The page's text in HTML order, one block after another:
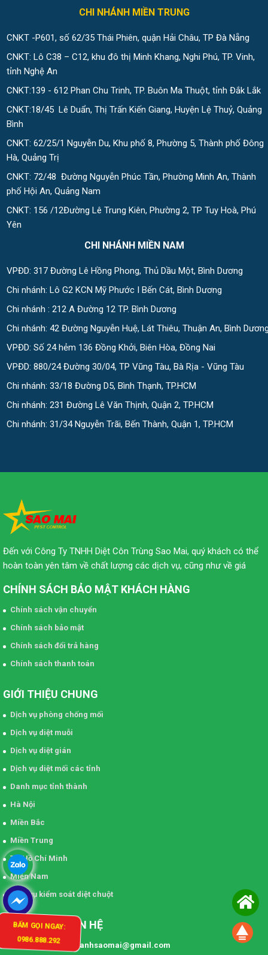
CHI NHÁNH MIỀN TRUNG
CNKT -P601, số 62/35 Thái Phiên, quận Hải Châu, TP Đà Nẵng
CNKT: Lô C38 – C12, khu đô thị Minh Khang, Nghi Phú, TP. Vinh,
tỉnh Nghệ An
CNKT:139 - 612 Phan Chu Trinh, TP. Buôn Ma Thuột, tỉnh Đắk Lắk
CNKT:18/45 Lê Duẩn, Thị Trấn Kiến Giang, Huyện Lệ Thuỷ, Quảng
Bình
CNKT: 62/25/1 Nguyễn Du, Khu phố 8, Phường 5, Thành phố Đông
Hà, Quảng Trị
CNKT: 72/48 Đường Nguyễn Phúc Tần, Phường Minh An, Thành
phố Hội An, Quảng Nam
CNKT: 156 /12Đường Lê Trung Kiên, Phường 2, TP Tuy Hoà, Phú
Yên
CHI NHÁNH MIỀN NAM
VPĐD: 317 Đường Lê Hồng Phong, Thủ Dầu Một, Bình Dương
Chi nhánh: Lô G2 KCN Mỹ Phước I Bến Cát, Bình Dương
Chi nhánh : 212 A Đường 12 TP. Bình Dương
Chi nhánh: 42 Đường Nguyễn Huệ, Lát Thiêu, Thuận An, Bình
VPĐD: Số 24 hẻm 136 Đồng Khởi, Biên Hòa, Đồng Nai
VPĐD: 880/24 Đường 30/04, TP Vũng Tàu, Bà Rịa - Vũng Tàu
Chi nhánh: 33/18 Đường D5, Bình Thạnh, TP.HCM
Chi nhánh: 231 Đường Lê Văn Thịnh, Quận 2, TP.HCM
Chi nhánh: 31/34 Nguyễn Trãi, Bến Thành, Quận 1, TP.HCM
Đến với Công Ty TNHH Diệt Côn Trùng Sao Mai, quý khách có thể
hoàn toàn yên tâm về chất lượng các dịch vụ, cũng như về giá
CHÍNH SÁCH BẢO MẬT KHÁCH HÀNG
Chính sách vận chuyển
Chính sách bảo mật
Chính sách đổi trả hàng
Chính sách thanh toán
GIỚI THIỆU CHUNG
Dịch vụ phòng chống mối
Dịch vụ diệt muỗi
Dịch vụ diệt gián
Dịch vụ diệt mối các tỉnh
Danh mục tỉnh thành
Hà Nội
Miền Bắc
Miền Trung
TP Hồ Chí Minh
Miền Nam
Dịch vụ kiểm soát diệt chuột
THÔNG TIN LIÊN HỆ
Email: khonggianxanhsaomai@gmail.com
BẤM GỌI NGAY:
0986.888.292